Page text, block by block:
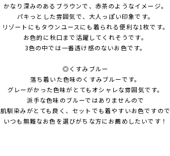
かなり深みのあるブラウンで、赤茶のようなイメージ。
パキっとした雰囲気で、大人っぽい印象です。
リゾートにもタウンユースにも着られる便利な1枚です。
お色的に秋口まで活躍してくれそうです。
3色の中では一番透け感のないお色です。
◎くすみブルー
落ち着いた色味のくすみブルーです。
グレーがかった色味がとてもオシャレな雰囲気です。
派手な色味のブルーではありませんので
肌馴染みがとても良く、セットでも着やすいお色ですので
いつも無難なお色を選びがちな方にお薦めしたいです！